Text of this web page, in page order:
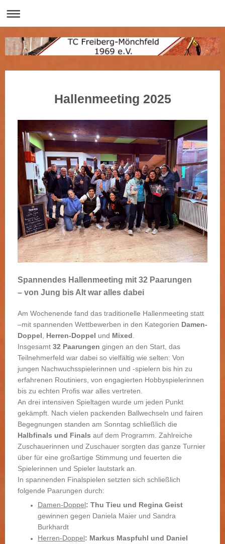
Hallenmeeting 2025
Spannendes Hallenmeeting mit 32 Paarungen
– von Jung bis Alt war alles dabei
Am Wochenende fand das traditionelle Hallenmeeting statt
–mit spannenden Wettbewerben in den Kategorien Damen-
Doppel
Herren-Doppel und Mixed
Insgesamt 32 Paarungen gingen an den Start, das
Teilnehmerfeld war dabei so vielfältig wie selten: Von
jungen Nachwuchsspielerinnen und -spielern bis hin zu
erfahrenen Routiniers, von engagierten Hobbyspielerinnen
bis zu echten Profis war alles vertreten.
An drei intensiven Spieltagen wurde um jeden Punkt
gekämpft. Nach vielen packenden Ballwechseln und fairen
Begegnungen standen am Sonntag schließlich die
Halbfinals und Finals auf dem Programm. Zahlreiche
Zuschauerinnen und Zuschauer sorgten das ganze Turnier
über für eine großartige Stimmung und feuerten die
Spielerinnen und Spieler lautstark an.
In spannenden Finalspielen setzten sich schließlich
folgende Paarungen durch:
Damen-Doppel: Thu Tieu und Regina Geist
gewinnen gegen Daniela Maier und Sandra
Burkhardt
Herren-Doppel: Markus Maspfuhl und Daniel